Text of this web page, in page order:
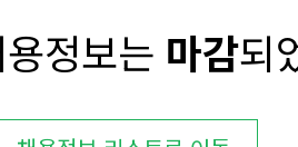
정보는 마감되